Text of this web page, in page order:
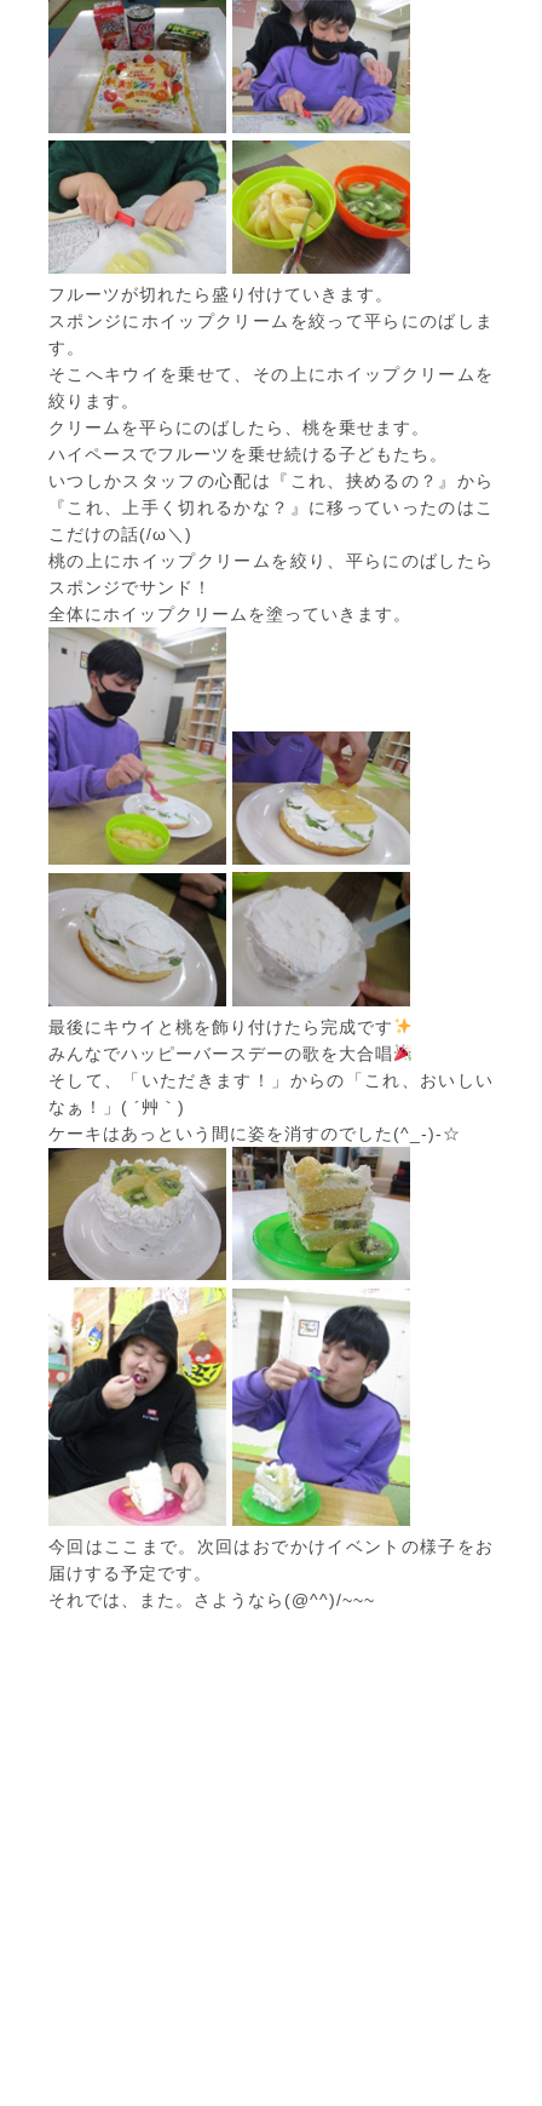
フルーツが切れたら盛り付けていきます。
スポンジにホイップクリームを絞って平らにのばしま
す。
そこへキウイを乗せて、その上にホイップクリームを
絞ります。
クリームを平らにのばしたら、桃を乗せます。
ハイペースでフルーツを乗せ続ける子どもたち。
いつしかスタッフの心配は『これ、挟めるの？』から
『これ、上手く切れるかな？』に移っていったのはこ
こだけの話(/ω＼)
桃の上にホイップクリームを絞り、平らにのばしたら
スポンジでサンド！
全体にホイップクリームを塗っていきます。
最後にキウイと桃を飾り付けたら完成です
みんなでハッピーバースデーの歌を大合唱
そして、「いただきます！」からの「これ、おいしい
なぁ！」( ´艸｀)
ケーキはあっという間に姿を消すのでした(^_-)-☆
今回はここまで。次回はおでかけイベントの様子をお
届けする予定です。
それでは、また。さようなら(@^^)/~~~